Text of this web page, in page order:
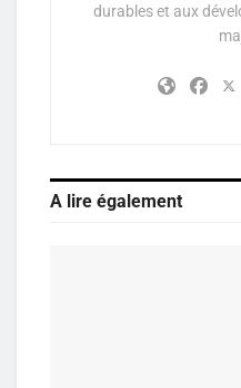
durables et aux
A lire également